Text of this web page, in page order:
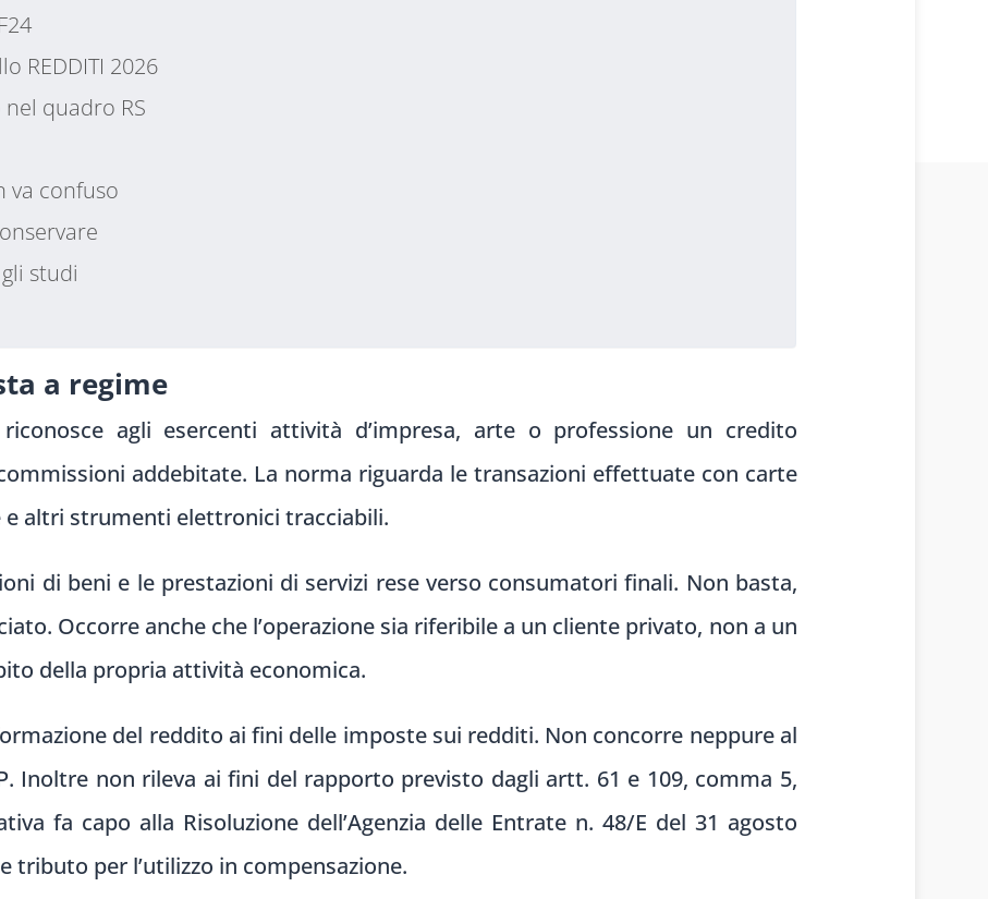
REDDITI 2026
quadro RS
va confuso
studi
a regime
agli esercenti attività d’impresa, arte o professione un credito
addebitate. La norma riguarda le transazioni effettuate con carte
altri strumenti elettronici tracciabili.
di beni e le prestazioni di servizi rese verso consumatori finali. Non basta,
Occorre anche che l’operazione sia riferibile a un cliente privato, non a un
della propria attività economica.
del reddito ai fini delle imposte sui redditi. Non concorre neppure al
Inoltre non rileva ai fini del rapporto previsto dagli artt. 61 e 109, comma 5,
fa capo alla Risoluzione dell’Agenzia delle Entrate n. 48/E del 31 agosto
tributo per l’utilizzo in compensazione.